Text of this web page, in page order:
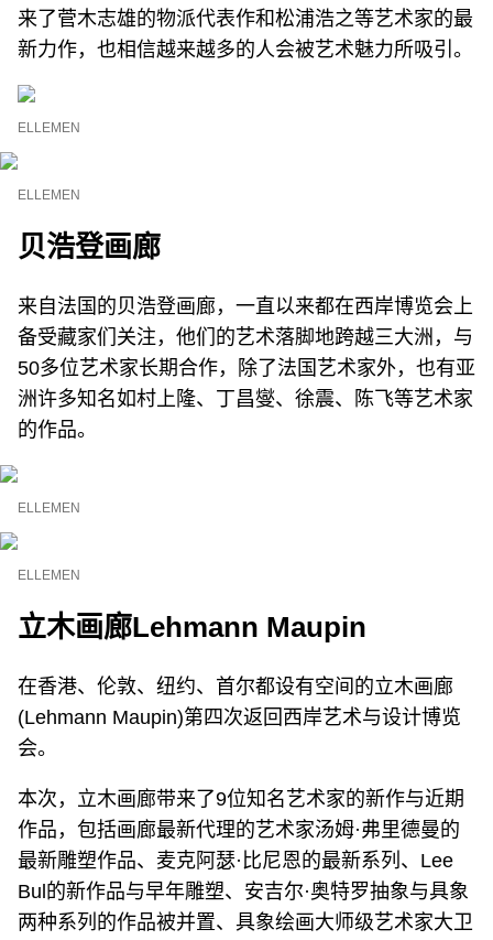
来了菅木志雄的物派代表作和松浦浩之等艺术家的最
新力作，也相信越来越多的人会被艺术魅力所吸引。
ELLEMEN
ELLEMEN
贝浩登画廊
来自法国的贝浩登画廊，一直以来都在西岸博览会上
备受藏家们关注，他们的艺术落脚地跨越三大洲，与
50多位艺术家长期合作，除了法国艺术家外，也有亚
洲许多知名如村上隆、丁昌燮、徐震、陈飞等艺术家
的作品。
ELLEMEN
ELLEMEN
立木画廊Lehmann Maupin
在香港、伦敦、纽约、首尔都设有空间的立木画廊
(Lehmann Maupin)第四次返回西岸艺术与设计博览
会。
本次，立木画廊带来了9位知名艺术家的新作与近期
作品，包括画廊最新代理的艺术家汤姆·弗里德曼的
最新雕塑作品、麦克阿瑟·比尼恩的最新系列、Lee
Bul的新作品与早年雕塑、安吉尔·奥特罗抽象与具象
两种系列的作品被并置、具象绘画大师级艺术家大卫